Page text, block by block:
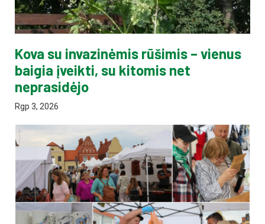
Kova su invazinėmis rūšimis – vienus
baigia įveikti, su kitomis net
neprasidėjo
Rgp 3, 2026